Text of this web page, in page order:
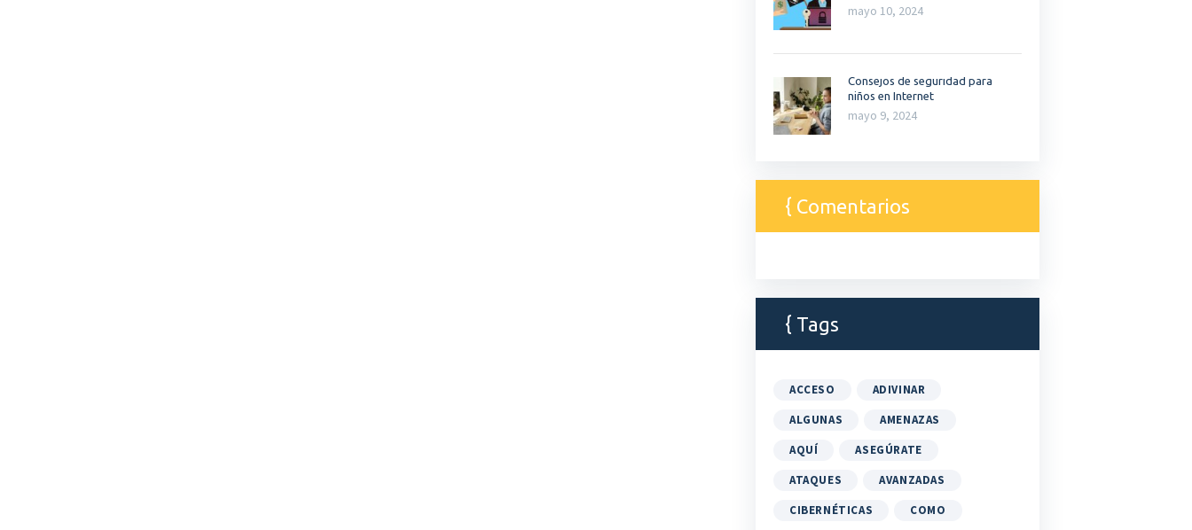
mayo 10, 2024
Consejos de seguridad para
niños en Internet
mayo 9, 2024
Comentarios
Tags
ACCESO
ADIVINAR
ALGUNAS
AMENAZAS
AQUÍ
ASEGÚRATE
ATAQUES
AVANZADAS
CIBERNÉTICAS
COMO